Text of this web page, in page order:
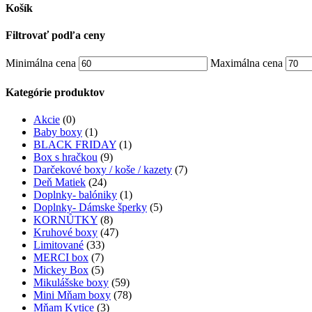
Košík
Filtrovať podľa ceny
Minimálna cena Maximálna cena
Kategórie produktov
Akcie (0)
Baby boxy (1)
BLACK FRIDAY (1)
Box s hračkou (9)
Darčekové boxy / koše / kazety (7)
Deň Matiek (24)
Doplnky- balóniky (1)
Doplnky- Dámske šperky (5)
KORNŮTKY (8)
Kruhové boxy (47)
Limitované (33)
MERCI box (7)
Mickey Box (5)
Mikulášske boxy (59)
Mini Mňam boxy (78)
Mňam Kytice (3)